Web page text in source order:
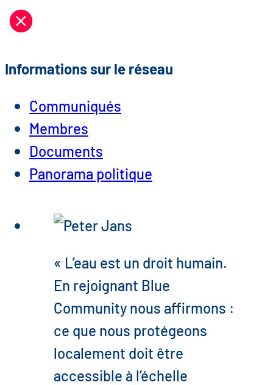
Aller
au
contenu
Informations sur le réseau
Communiqués
Membres
Documents
Panorama politique
« L’eau est un droit humain.
En rejoignant Blue
Community nous affirmons :
ce que nous protégeons
localement doit être
accessible à l’échelle